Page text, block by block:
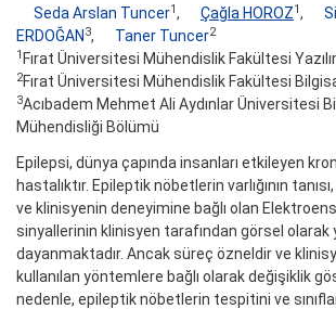
Seda Arslan Tuncer1, Çağla HOROZ1,
ERDOĞAN 3, Taner Tuncer2
1 Fırat Üniversitesi Mühendislik Fakültesi
2Fırat Üniversitesi Mühendislik Fakültesi
3Acıbadem Mehmet Ali Aydınlar Üniversitesi
Mühendisliği Bölümü
Epilepsi, dünya çapında insanları etkileyen
hastalıktır. Epileptik nöbetlerin varlığının
ve klinisyenin deneyimine bağlı olan
sinyallerinin klinisyen tarafından görsel olarak
dayanmaktadır. Ancak süreç özneldir ve
kullanılan yöntemlere bağlı olarak değişiklik
nedenle, epileptik nöbetlerin tespitini ve